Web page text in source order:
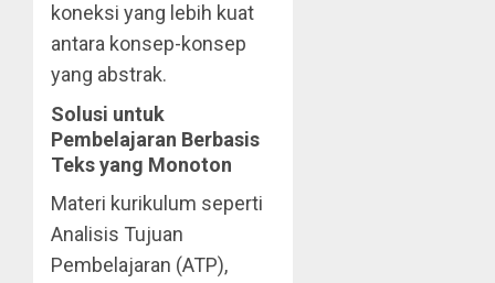
koneksi yang lebih kuat
antara konsep-konsep
yang abstrak.
Solusi untuk
Pembelajaran Berbasis
Teks yang Monoton
Materi kurikulum seperti
Analisis Tujuan
Pembelajaran (ATP),